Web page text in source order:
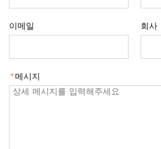
이메일 회사
*메시지